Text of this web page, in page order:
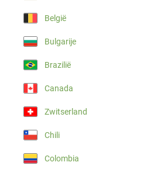
België
Bulgarije
Brazilië
Canada
Zwitserland
Chili
Colombia